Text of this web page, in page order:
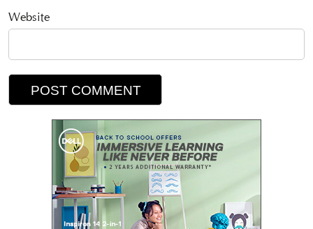
Website